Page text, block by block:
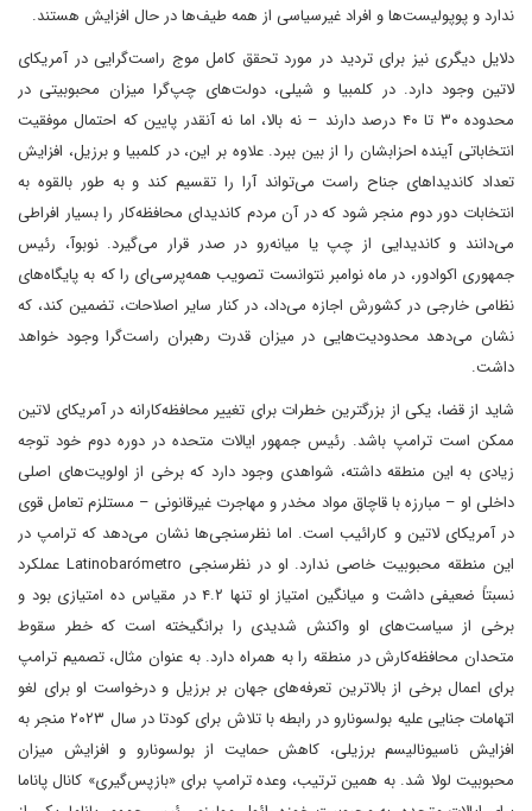
ندارد و پوپولیست‌ها و افراد غیرسیاسی از همه طیف‌ها در حال افزایش هستند.
دلایل دیگری نیز برای تردید در مورد تحقق کامل موج راست‌گرایی در آمریکای
لاتین وجود دارد. در کلمبیا و شیلی، دولت‌های چپ‌گرا میزان محبوبیتی در
محدوده ۳۰ تا ۴۰ درصد دارند – نه بالا، اما نه آنقدر پایین که احتمال موفقیت
انتخاباتی آینده احزابشان را از بین ببرد. علاوه بر این، در کلمبیا و برزیل، افزایش
تعداد کاندیداهای جناح راست می‌تواند آرا را تقسیم کند و به طور بالقوه به
انتخابات دور دوم منجر شود که در آن مردم کاندیدای محافظه‌کار را بسیار افراطی
می‌دانند و کاندیدایی از چپ یا میانه‌رو در صدر قرار می‌گیرد. نوبوآ، رئیس
جمهوری اکوادور، در ماه نوامبر نتوانست تصویب همه‌پرسی‌ای را که به پایگاه‌های
نظامی خارجی در کشورش اجازه می‌داد، در کنار سایر اصلاحات، تضمین کند، که
نشان می‌دهد محدودیت‌هایی در میزان قدرت رهبران راست‌گرا وجود خواهد
داشت.
شاید از قضا، یکی از بزرگترین خطرات برای تغییر محافظه‌کارانه در آمریکای لاتین
ممکن است ترامپ باشد. رئیس جمهور ایالات متحده در دوره دوم خود توجه
زیادی به این منطقه داشته، شواهدی وجود دارد که برخی از اولویت‌های اصلی
داخلی او – مبارزه با قاچاق مواد مخدر و مهاجرت غیرقانونی – مستلزم تعامل قوی
در آمریکای لاتین و کارائیب است. اما نظرسنجی‌ها نشان می‌دهد که ترامپ در
این منطقه محبوبیت خاصی ندارد. او در نظرسنجی Latinobarómetro عملکرد
نسبتاً ضعیفی داشت و میانگین امتیاز او تنها ۴.۲ در مقیاس ده امتیازی بود و
برخی از سیاست‌های او واکنش شدیدی را برانگیخته است که خطر سقوط
متحدان محافظه‌کارش در منطقه را به همراه دارد. به عنوان مثال، تصمیم ترامپ
برای اعمال برخی از بالاترین تعرفه‌های جهان بر برزیل و درخواست او برای لغو
اتهامات جنایی علیه بولسونارو در رابطه با تلاش برای کودتا در سال ۲۰۲۳ منجر به
افزایش ناسیونالیسم برزیلی، کاهش حمایت از بولسونارو و افزایش میزان
محبوبیت لولا شد. به همین ترتیب، وعده ترامپ برای «بازپس‌گیری» کانال پاناما